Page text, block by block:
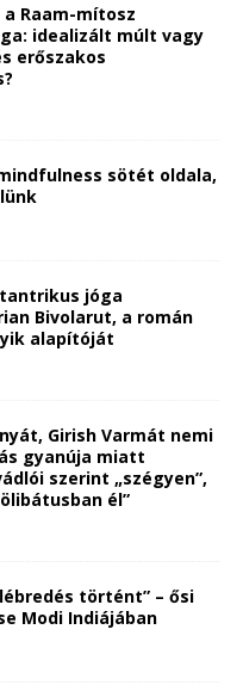
a Raam-mítosz
idealizált múlt vagy
erőszakos
sötét oldala,
jóga
Bivolarut, a román
alapítóját
Girish Varmát nemi
gyanúja miatt
szerint „szégyen”,
él”
történt” – ősi
Modi Indiájában